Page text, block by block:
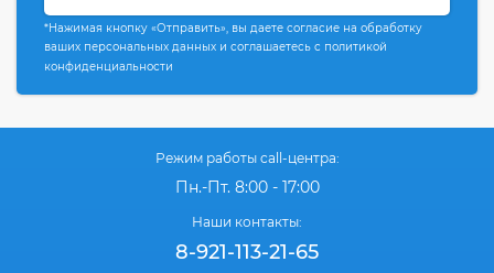
*Нажимая кнопку «Отправить», вы даете согласие на обработку
ваших персональных данных и соглашаетесь с политикой
конфиденциальности
Режим работы call-центра:
Пн.-Пт. 8:00 - 17:00
Наши контакты:
8-921-113-21-65